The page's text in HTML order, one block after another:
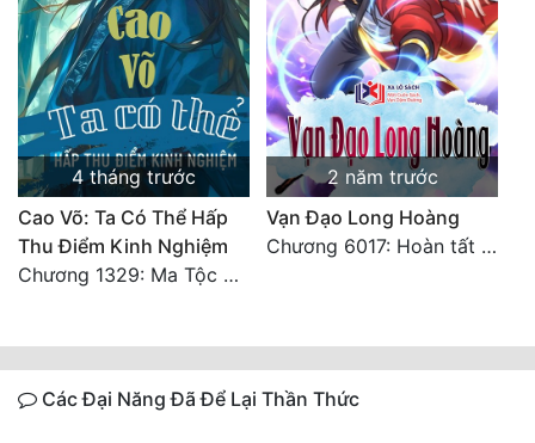
4 tháng trước
Cao Võ: Ta Có Thể Hấp
Thu Điểm Kinh Nghiệm
Chương 1329: Ma Tộc đại công chúa Thương Nguyệt
2 năm trước
Vạn Đạo Long Hoàng
Chương 6017: Hoàn tất cảm nghĩ của tác giả
Các Đại Năng Đã Để Lại Thần Thức